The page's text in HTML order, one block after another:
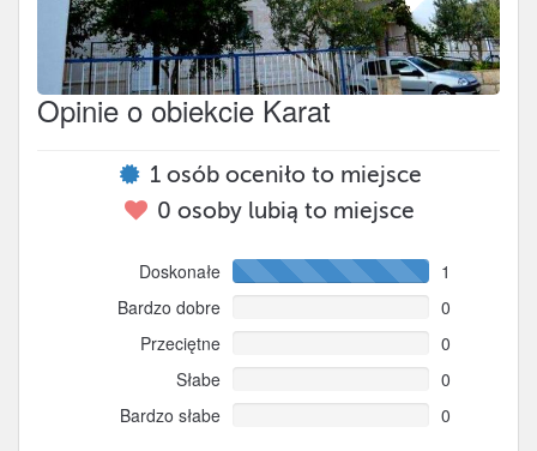
Opinie o obiekcie Karat
1 osób oceniło to miejsce
0 osoby lubią to miejsce
Doskonałe
1
Bardzo dobre
0
Przeciętne
0
Słabe
0
Bardzo słabe
0